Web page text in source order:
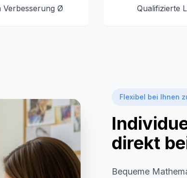
Verbesserung Ø Qualifizierte
Flexibel bei Ihnen
direkt
Bequeme